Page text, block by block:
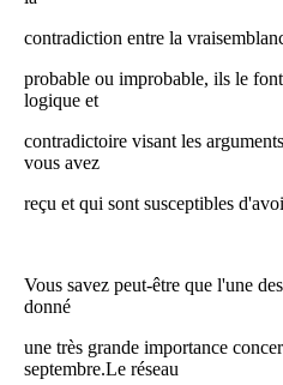
contradiction entre la
probable ou improbable, ils le
logique et
contradictoire visant les
vous avez
reçu et qui sont susceptibles
Vous savez peut-être que l'une
donné
une très grande importance
septembre.Le réseau